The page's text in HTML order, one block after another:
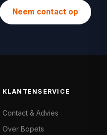
Neem contact op
KLANTENSERVICE
Contact & Advies
Over Bopets